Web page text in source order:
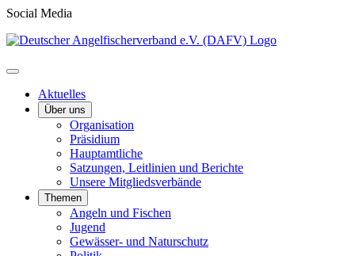
Social Media
Aktuelles
Über uns
Organisation
Präsidium
Hauptamtliche
Satzungen, Leitlinien und Berichte
Unsere Mitgliedsverbände
Themen
Angeln und Fischen
Jugend
Gewässer- und Naturschutz